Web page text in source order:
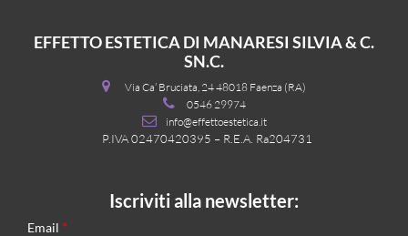
EFFETTO ESTETICA DI MANARESI SILVIA & C.
SN.C.
Via Ca’ Bruciata, 24 48018 Faenza (RA)
0546 29974
info@effettoestetica.it
P.IVA 02470420395 – R.E.A. Ra204731
Iscriviti alla newsletter:
Email *